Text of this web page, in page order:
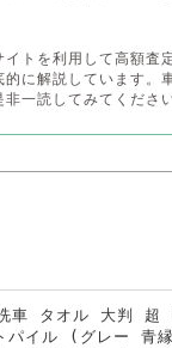
トを利用して高額査
に解説しています。
一読してみてくださ
車 タオル 大判 超
パイル (グレー 青縁